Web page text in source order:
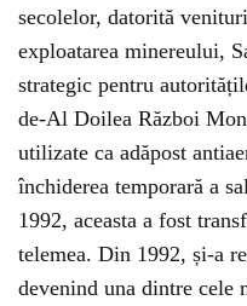
secolelor, datorită
exploatarea minereului,
strategic pentru
de-Al Doilea Război
utilizate ca adăpost
închiderea temporară a
1992, aceasta a fost
telemea. Din 1992, și-a
devenind una dintre cele